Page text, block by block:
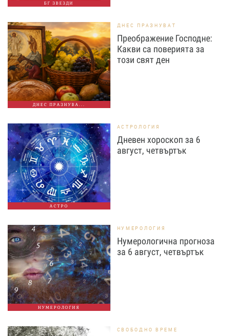
БГ ЗВЕЗДИ
ДНЕС ПРАЗНУВА...
ДНЕС ПРАЗНУВАТ
Преображение Господне:
Какви са поверията за
този свят ден
АСТРО
АСТРОЛОГИЯ
Дневен хороскоп за 6
август, четвъртък
НУМЕРОЛОГИЯ
НУМЕРОЛОГИЯ
Нумерологична прогноза
за 6 август, четвъртък
СВОБОДНО ВРЕМЕ